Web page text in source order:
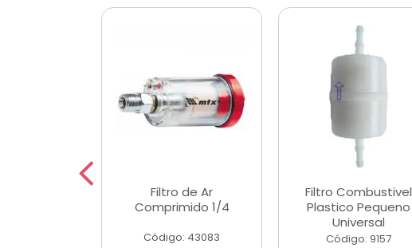
Filtro de Ar
Comprimido 1/4
Código: 43083
Filtro Combustivel
Plastico Pequeno
Universal
Código: 9157